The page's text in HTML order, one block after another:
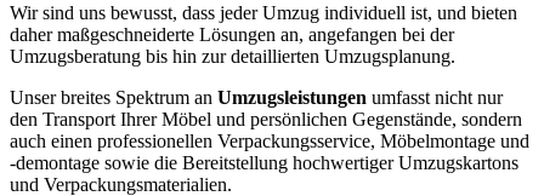
Wir sind uns bewusst, dass jeder Umzug individuell ist, und bieten
daher maßgeschneiderte Lösungen an, angefangen bei der
Umzugsberatung bis hin zur detaillierten Umzugsplanung.
Unser breites Spektrum an Umzugsleistungen umfasst nicht nur
den Transport Ihrer Möbel und persönlichen Gegenstände, sondern
auch einen professionellen Verpackungsservice, Möbelmontage und
-demontage sowie die Bereitstellung hochwertiger Umzugskartons
und Verpackungsmaterialien.